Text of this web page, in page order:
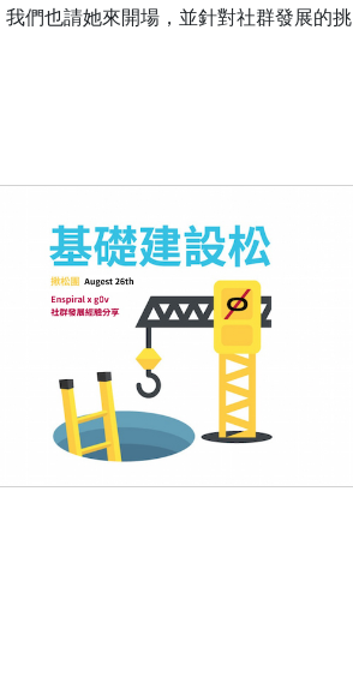
們也請她來開場，並針對社群發展的挑